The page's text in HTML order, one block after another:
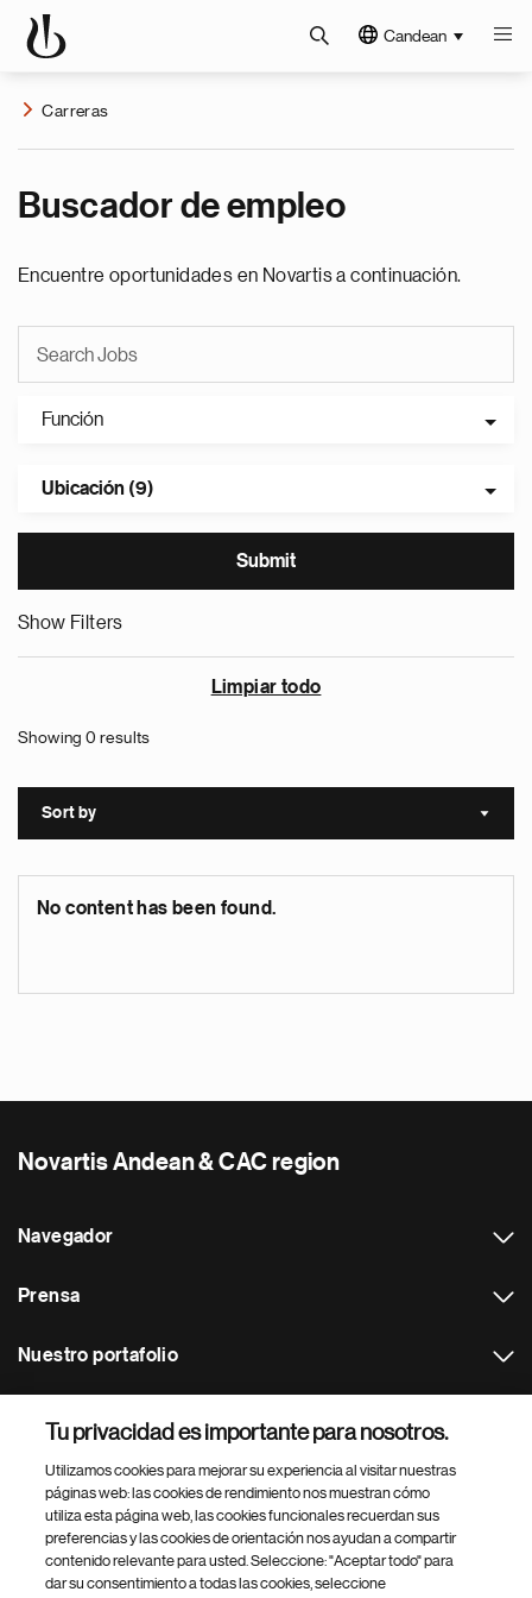
Candean
Carreras
Buscador de empleo
Encuentre oportunidades en Novartis a continuación.
Función
Ubicación (9)
Show Filters
Limpiar todo
Showing 0 results
Sort by Sort
No content has been found.
Novartis Andean & CAC region
Navegador
Prensa
Nuestro portafolio
Footer Site Search
Tu privacidad es importante para nosotros.
Utilizamos cookies para mejorar su experiencia al visitar nuestras
páginas web: las cookies de rendimiento nos muestran cómo
utiliza esta página web, las cookies funcionales recuerdan sus
preferencias y las cookies de orientación nos ayudan a compartir
contenido relevante para usted. Seleccione: "Aceptar todo" para
dar su consentimiento a todas las cookies, seleccione